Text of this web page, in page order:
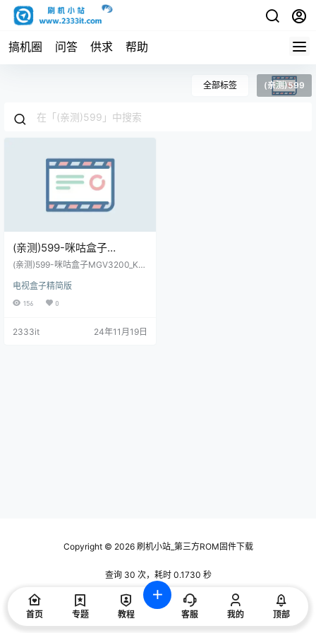
搞机圈 问答 供求 帮助
全部标签 (亲测)599
(亲测)599-咪咕盒子
MGV3200_KLH代工
线刷救砖固件包(内有教程)
(亲测)599-咪咕盒子MGV3200_KL
线刷救砖固件包(内有教程)
电视盒子精简版
156 0
2333it 24年11月19日
Copyright © 2026刷机小站_第三方ROM固件下载
查询 30 次，耗时 0.1730 秒
首页 专题 教程 客服 我的 顶部